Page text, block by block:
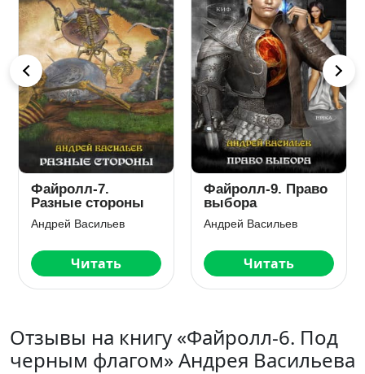
Файролл-8. Слово
и сталь
Андрей Васильев
Читать
Файролл-11.
Снисхождение.
Том 3
Андрей Васильев
Читать
Отзывы на книгу «Файролл-6. Под
черным флагом» Андрея Васильева